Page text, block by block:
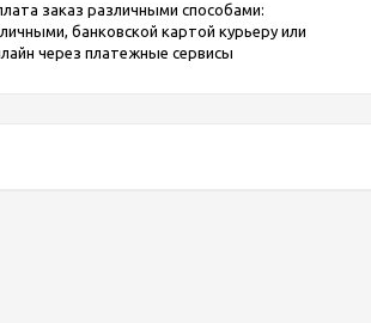
заказ различными способами:
банковской картой курьеру или
через платежные сервисы